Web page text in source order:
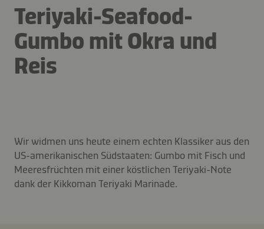
Teriyaki-Seafood-
Gumbo mit Okra und
Reis
Wir widmen uns heute einem echten Klassiker aus den
US-amerikanischen Südstaaten: Gumbo mit Fisch und
Meeresfrüchten mit einer köstlichen Teriyaki-Note
dank der Kikkoman Teriyaki Marinade.